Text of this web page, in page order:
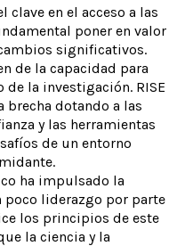
clave en el acceso a las
poner en valor
significativos.
de la capacidad para
la investigación. RISE
brecha dotando a las
y las herramientas
de un entorno
ha impulsado la
liderazgo por parte
los principios de este
la ciencia y la